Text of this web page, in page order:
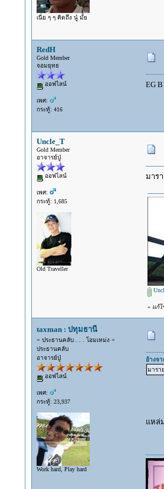
เนี่ย ๆ ๆ คิดถึง นู๋ มั้ย
RedH
Gold Member
จอมยุทธ
ออฟไลน์
เพศ:
กระทู้: 416
EG
Uncle_T
Gold Member
อาจารย์ปู่
ออฟไลน์
เพศ:
กระทู้: 1,685
Old Traveller
มาร
« แก้ไ
taxman : ปทุมธานี
= ประธานคลับ . . . โอมเหม่ง =
ประธานคลับ
อาจารย์ปู่
ออฟไลน์
เพศ:
กระทู้: 23,937
Work hard, Play hard
อ้างจา
มารา
แหล่